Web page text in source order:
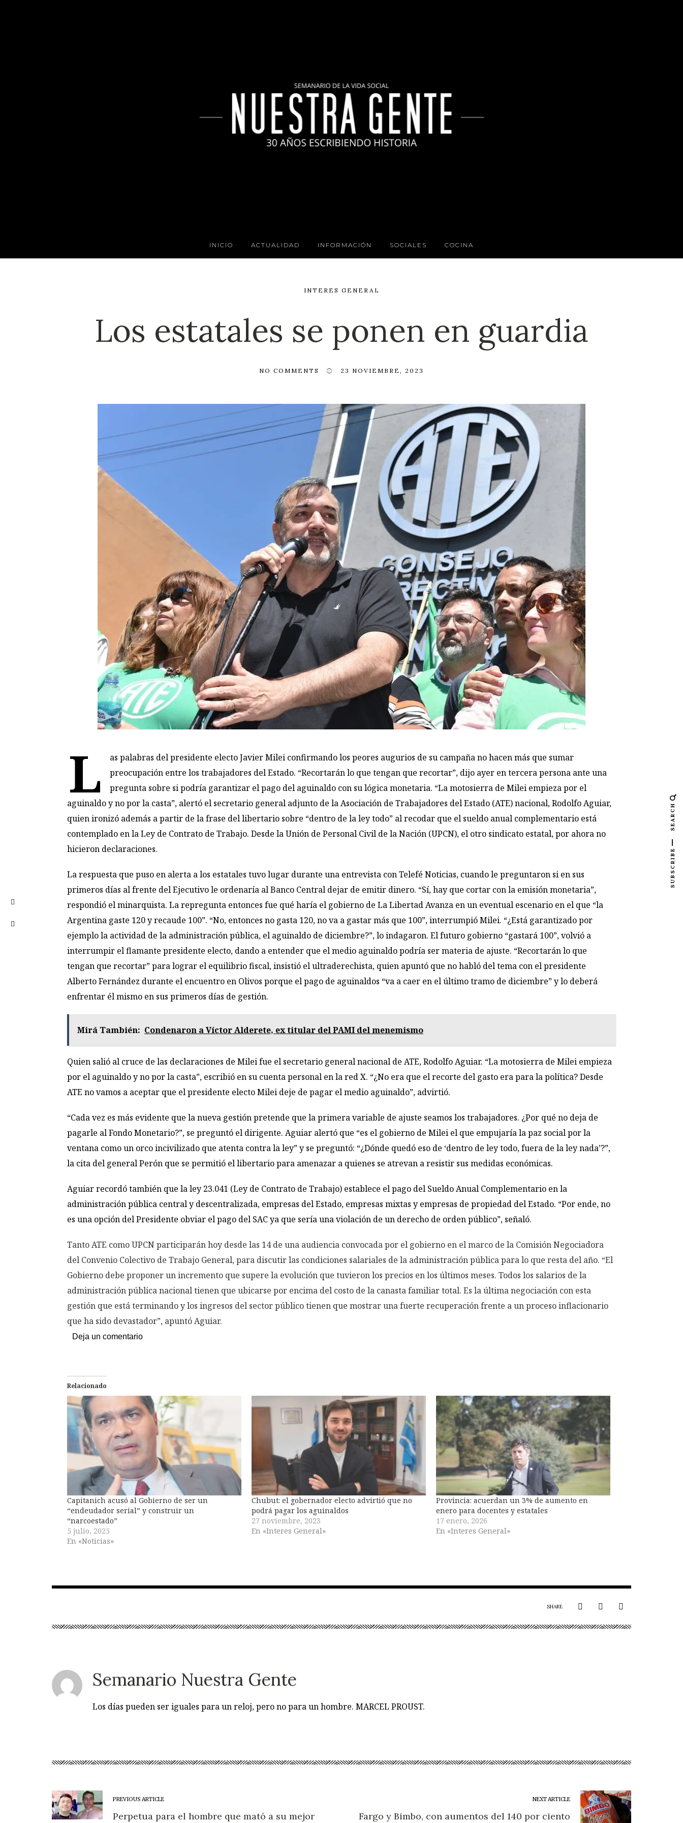
INICIO ACTUALIDAD INFORMACIÓN SOCIALES COCINA
INTERES GENERAL
Los estatales se ponen en guardia
NO COMMENTS 23 NOVIEMBRE, 2023
L
as palabras del presidente electo Javier Milei confirmando los peores augurios de su campaña no hacen más que sumar
preocupación entre los trabajadores del Estado. “Recortarán lo que tengan que recortar”, dijo ayer en tercera persona ante una
pregunta sobre si podría garantizar el pago del aguinaldo con su lógica monetaria. “La motosierra de Milei empieza por el
aguinaldo y no por la casta”, alertó el secretario general adjunto de la Asociación de Trabajadores del Estado (ATE) nacional, Rodolfo Aguiar,
quien ironizó además a partir de la frase del libertario sobre “dentro de la ley todo” al recodar que el sueldo anual complementario está
contemplado en la Ley de Contrato de Trabajo. Desde la Unión de Personal Civil de la Nación (UPCN), el otro sindicato estatal, por ahora no
hicieron declaraciones.
La respuesta que puso en alerta a los estatales tuvo lugar durante una entrevista con Telefé Noticias, cuando le preguntaron si en sus
primeros días al frente del Ejecutivo le ordenaría al Banco Central dejar de emitir dinero. “Sí, hay que cortar con la emisión monetaria”,
respondió el minarquista. La repregunta entonces fue qué haría el gobierno de La Libertad Avanza en un eventual escenario en el que “la
Argentina gaste 120 y recaude 100”. “No, entonces no gasta 120, no va a gastar más que 100”, interrumpió Milei. “¿Está garantizado por
ejemplo la actividad de la administración pública, el aguinaldo de diciembre?”, lo indagaron. El futuro gobierno “gastará 100”, volvió a
interrumpir el flamante presidente electo, dando a entender que el medio aguinaldo podría ser materia de ajuste. “Recortarán lo que
tengan que recortar” para lograr el equilibrio fiscal, insistió el ultraderechista, quien apuntó que no habló del tema con el presidente
Alberto Fernández durante el encuentro en Olivos porque el pago de aguinaldos “va a caer en el último tramo de diciembre” y lo deberá
enfrentar él mismo en sus primeros días de gestión.
Mirá También: Condenaron a Víctor Alderete, ex titular del PAMI del menemismo
Quien salió al cruce de las declaraciones de Milei fue el secretario general nacional de ATE, Rodolfo Aguiar. “La motosierra de Milei empieza
por el aguinaldo y no por la casta”, escribió en su cuenta personal en la red X. “¿No era que el recorte del gasto era para la política? Desde
ATE no vamos a aceptar que el presidente electo Milei deje de pagar el medio aguinaldo”, advirtió.
“Cada vez es más evidente que la nueva gestión pretende que la primera variable de ajuste seamos los trabajadores. ¿Por qué no deja de
pagarle al Fondo Monetario?”, se preguntó el dirigente. Aguiar alertó que “es el gobierno de Milei el que empujaría la paz social por la
ventana como un orco incivilizado que atenta contra la ley” y se preguntó: “¿Dónde quedó eso de ‘dentro de ley todo, fuera de la ley nada’?”,
la cita del general Perón que se permitió el libertario para amenazar a quienes se atrevan a resistir sus medidas económicas.
Aguiar recordó también que la ley 23.041 (Ley de Contrato de Trabajo) establece el pago del Sueldo Anual Complementario en la
administración pública central y descentralizada, empresas del Estado, empresas mixtas y empresas de propiedad del Estado. “Por ende, no
es una opción del Presidente obviar el pago del SAC ya que sería una violación de un derecho de orden público”, señaló.
Tanto ATE como UPCN participarán hoy desde las 14 de una audiencia convocada por el gobierno en el marco de la Comisión Negociadora
del Convenio Colectivo de Trabajo General, para discutir las condiciones salariales de la administración pública para lo que resta del año. “El
Gobierno debe proponer un incremento que supere la evolución que tuvieron los precios en los últimos meses. Todos los salarios de la
administración pública nacional tienen que ubicarse por encima del costo de la canasta familiar total. Es la última negociación con esta
gestión que está terminando y los ingresos del sector público tienen que mostrar una fuerte recuperación frente a un proceso inflacionario
que ha sido devastador”, apuntó Aguiar.
Deja un comentario
Relacionado
Capitanich acusó al Gobierno de ser un
“endeudador serial” y construir un
“narcoestado”
5 julio, 2025
En «Noticias»
Chubut: el gobernador electo advirtió que no
podrá pagar los aguinaldos
27 noviembre, 2023
En «Interes General»
Provincia: acuerdan un 3% de aumento en
enero para docentes y estatales
17 enero, 2026
En «Interes General»
SHARE
Semanario Nuestra Gente
Los días pueden ser iguales para un reloj, pero no para un hombre. MARCEL PROUST.
PREVIOUS ARTICLE
Perpetua para el hombre que mató a su mejor
NEXT ARTICLE
Fargo y Bimbo, con aumentos del 140 por ciento
SEARCH
SUBSCRIBE